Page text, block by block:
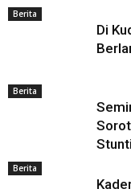
Berita
Di
Berita
Berita